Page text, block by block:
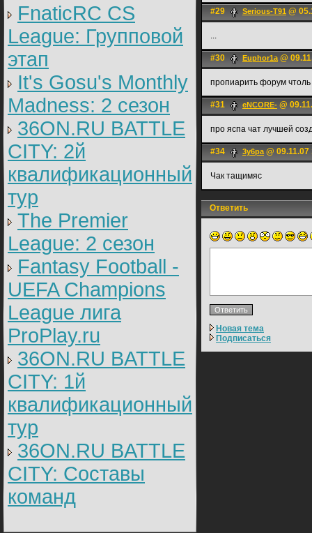
FnaticRC CS
League: Групповой
этап
It's Gosu's Monthly
Madness: 2 сезон
36ON.RU BATTLE
CITY: 2й
квалификационный
тур
The Premier
League: 2 cезон
Fantasy Football -
UEFA Champions
League лига
ProPlay.ru
36ON.RU BATTLE
CITY: 1й
квалификационный
тур
36ON.RU BATTLE
CITY: Составы
команд
#29 Serious-T91 @
...
#30 Euphor1a@
пропиарить форум
#31 eNCORE- @
про яспа чат лучшей
#34 3y6pa@ 09.11.07
Чак тащимяс
Ответить
Новая тема
Подписаться